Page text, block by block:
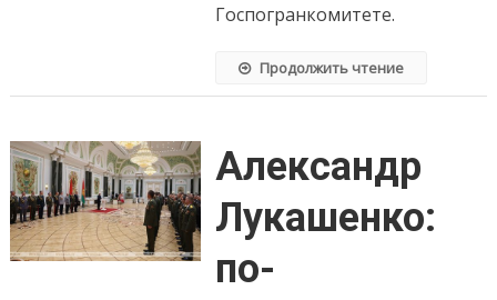
по
года
Госпогранкомитете.
Продолжить чтение
Александр
Лукашенко:
по-